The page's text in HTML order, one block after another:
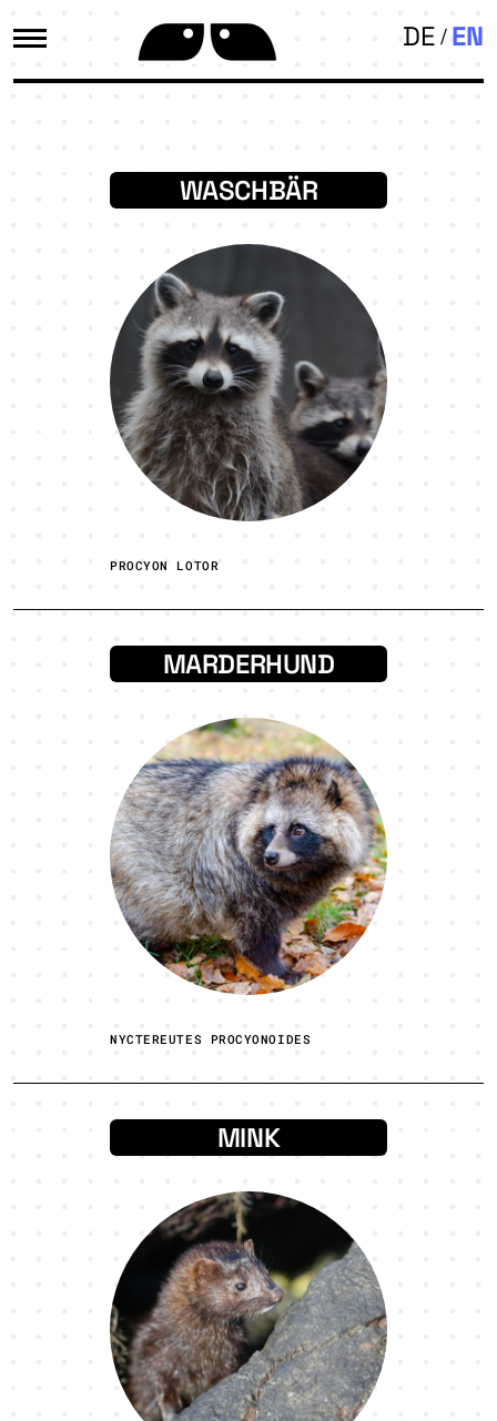
DE EN
WASCHBÄR
PROCYON LOTOR
MARDERHUND
NYCTEREUTES PROCYONOIDES
MINK